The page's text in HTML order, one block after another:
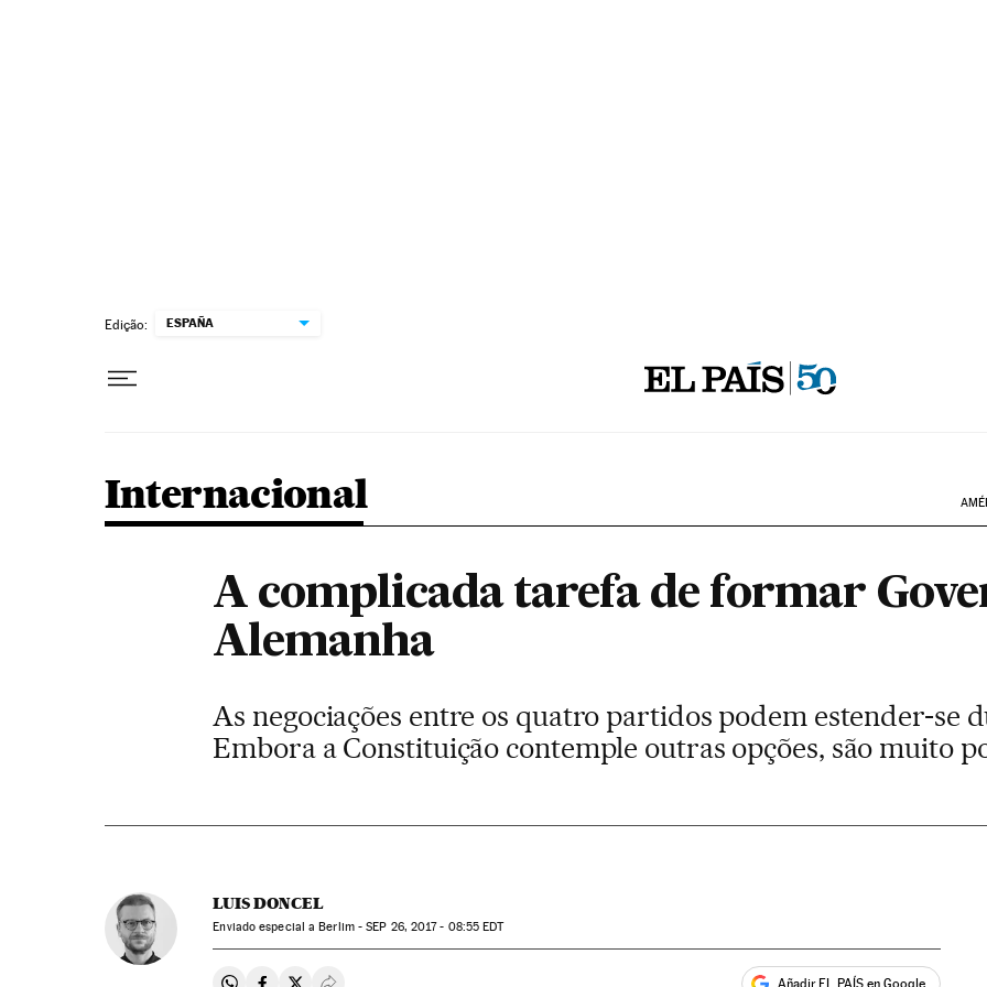
Edição: ESPAÑA
Internacional
A complicada tarefa de formar
Alemanha
As negociações entre os quatro partidos podem estender-se
Embora a Constituição contemple outras opções, são muito
LUIS DONCEL
Enviado especial a Berlim -SEP 26, 2017 - 08:55 EDT
Añadir EL PAÍS en Google